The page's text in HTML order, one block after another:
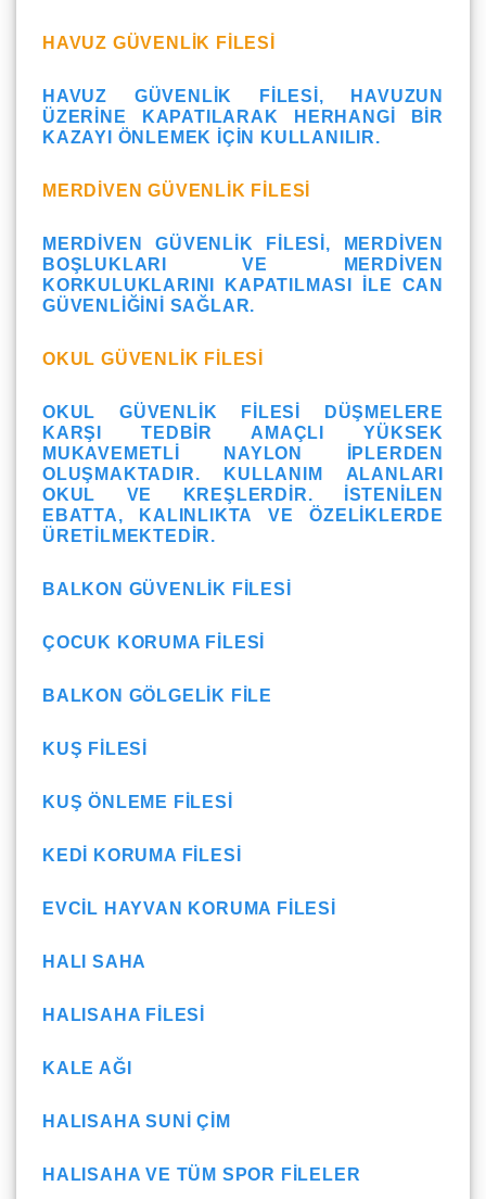
HAVUZ GÜVENLIK FILESI
HAVUZ GÜVENLIK FILESI, HAVUZUN
ÜZERINE KAPATILARAK HERHANGI BIR
KAZAYI ÖNLEMEK IÇIN KULLANILIR.
MERDIVEN GÜVENLIK FILESI
MERDIVEN GÜVENLIK FILESI, MERDIVEN
BOŞLUKLARI VE MERDIVEN
KORKULUKLARINI KAPATILMASI ILE CAN
GÜVENLIĞINI SAĞLAR.
OKUL GÜVENLIK FILESI
OKUL GÜVENLIK FILESI DÜŞMELERE
KARŞI TEDBIR AMAÇLI YÜKSEK
MUKAVEMETLI NAYLON IPLERDEN
OLUŞMAKTADIR. KULLANIM ALANLARI
OKUL VE KREŞLERDIR. İSTENILEN
EBATTA, KALINLIKTA VE ÖZELIKLERDE
ÜRETILMEKTEDIR.
BALKON GÜVENLIK FILESI
ÇOCUK KORUMA FILESI
BALKON GÖLGELIK FILE
KUŞ FILESI
KUŞ ÖNLEME FILESI
KEDI KORUMA FILESI
EVCIL HAYVAN KORUMA FILESI
HALI SAHA
HALISAHA FILESI
KALE AĞI
HALISAHA SUNI ÇIM
HALISAHA VE TÜM SPOR FILELER